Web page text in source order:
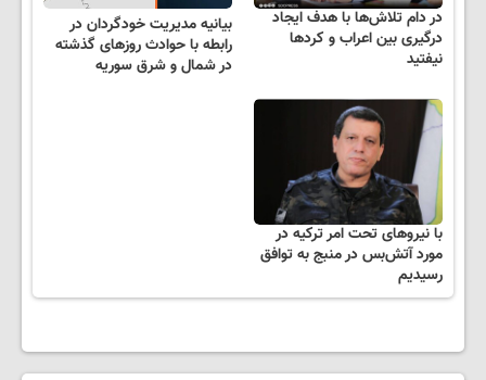
در دام تلاش‌ها با هدف ایجاد
درگیری بین اعراب و کردها
نیفتید
بیانیه مدیریت خودگردان در
رابطه با حوادث‌ روزهای گذشته
در شمال و شرق سوریه
با نیروهای تحت امر ترکیه در
مورد آتش‌بس در منبج به توافق
رسیدیم